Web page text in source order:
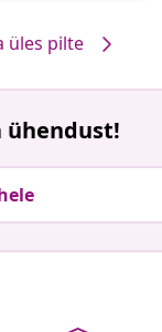
üles pilte
ühendust!